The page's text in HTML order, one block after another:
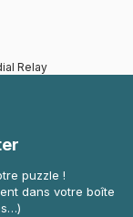
Relay
puzzle !
dans votre boîte